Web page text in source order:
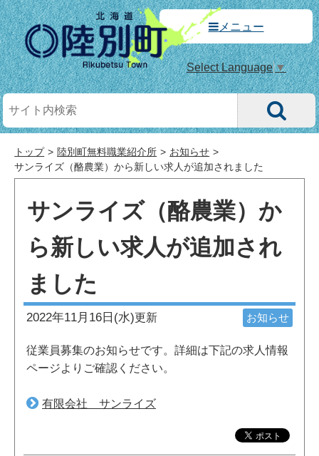
メニュー
Select Language▼
トップ 陸別町無料職業紹介所
お知らせ
サンライズ（酪農業）から新しい求人が追加されました
サンライズ（酪農業）か
ら新しい求人が追加され
ました
2022年11月16日(水)更新 お知らせ
従業員募集のお知らせです。詳細は下記の求人情報
ページよりご確認ください。
有限会社 サンライズ